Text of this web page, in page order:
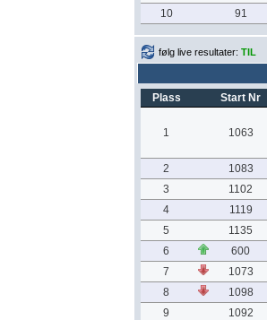
10
91
følg live resultater: TIL
Plass Start Nr
1 1063
2 1083
3
1102
4
1119
5
1135
6
600
7
1073
8
1098
9
1092